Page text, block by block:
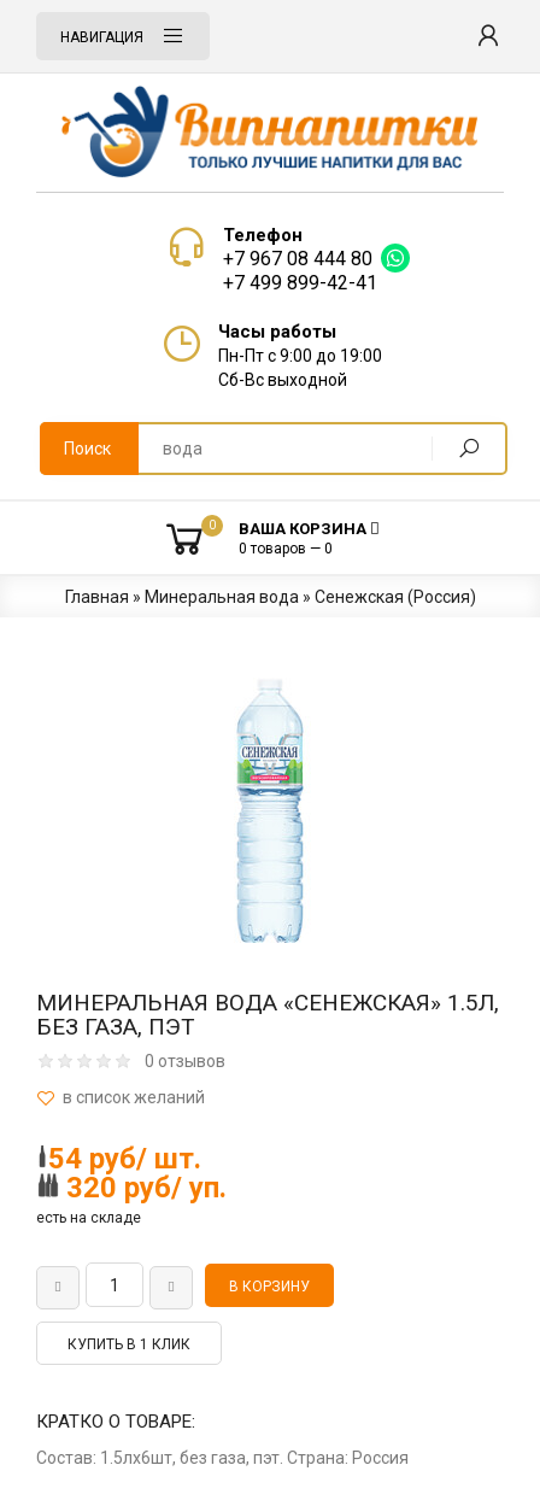
НАВИГАЦИЯ
Телефон
+7 967 08 444 80
+7 499 899-42-41
Часы работы
Пн-Пт с 9:00 до 19:00
Сб-Вс выходной
Поиск
0 ВАША КОРЗИНА
0 товаров — 0
Главная » Минеральная вода » Сенежская (Россия)
МИНЕРАЛЬНАЯ ВОДА «СЕНЕЖСКАЯ» 1.5Л,
БЕЗ ГАЗА, ПЭТ
0 отзывов
54 руб/ шт.
320 руб/ уп.
есть на складе
КУПИТЬ В 1 КЛИК
КРАТКО О ТОВАРЕ:
Состав: 1.5лх6шт, без газа, пэт. Страна: Россия